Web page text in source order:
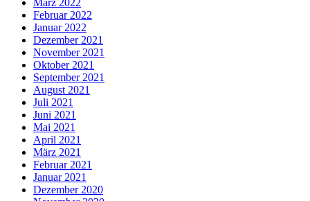
März 2022
Februar 2022
Januar 2022
Dezember 2021
November 2021
Oktober 2021
September 2021
August 2021
Juli 2021
Juni 2021
Mai 2021
April 2021
März 2021
Februar 2021
Januar 2021
Dezember 2020